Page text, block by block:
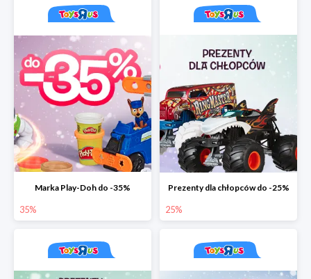
Marka Play-Doh do -35%
35%
Prezenty dla chłopców do -25%
25%